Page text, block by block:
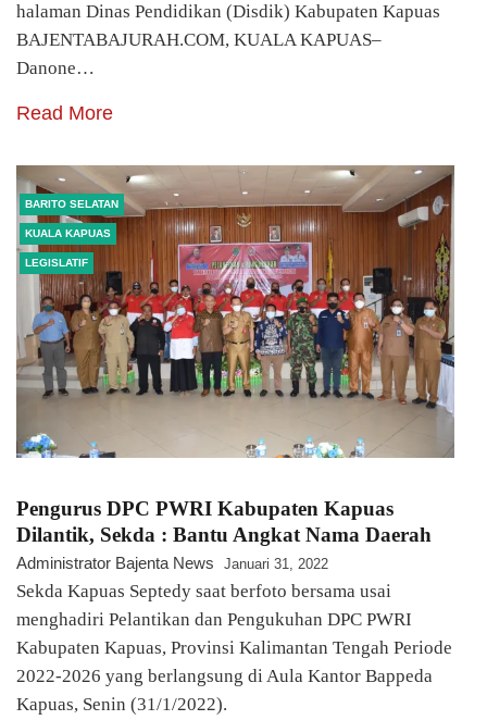
halaman Dinas Pendidikan (Disdik) Kabupaten Kapuas
BAJENTABAJURAH.COM, KUALA KAPUAS–
Danone…
Read More
BARITO SELATAN
KUALA KAPUAS
LEGISLATIF
Pengurus DPC PWRI Kabupaten Kapuas
Dilantik, Sekda : Bantu Angkat Nama Daerah
Administrator Bajenta News Januari 31, 2022
Sekda Kapuas Septedy saat berfoto bersama usai
menghadiri Pelantikan dan Pengukuhan DPC PWRI
Kabupaten Kapuas, Provinsi Kalimantan Tengah Periode
2022-2026 yang berlangsung di Aula Kantor Bappeda
Kapuas, Senin (31/1/2022).